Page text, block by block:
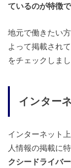
ているのが特徴で
地元で働きたい
よって掲載され
をチェックしまし
インター
インターネット
人情報の掲載に
クシードライバ